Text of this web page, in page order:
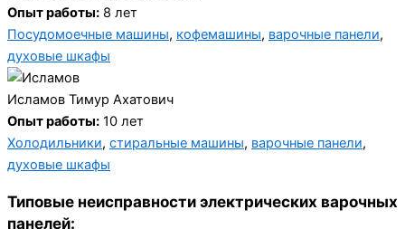
Опыт работы: 8 лет
Посудомоечные машины, кофемашины, варочные панели,
духовые шкафы
Исламов Тимур Ахатович
Опыт работы: 10 лет
Холодильники, стиральные машины, варочные панели,
духовые шкафы
Типовые неисправности электрических варочных
панелей: